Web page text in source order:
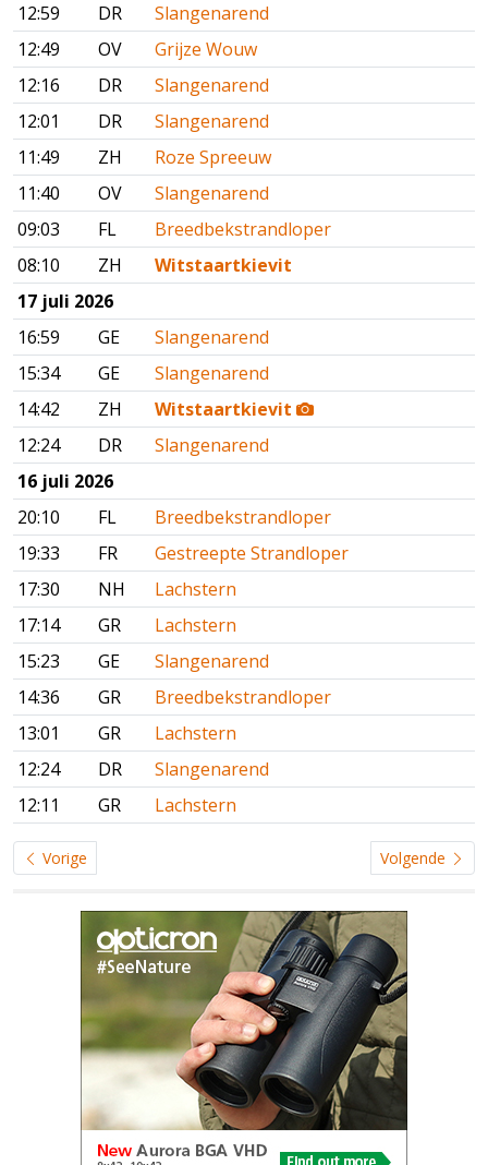
12:59
DR
Slangenarend
12:49
OV
Grijze Wouw
12:16
DR
Slangenarend
12:01
DR
Slangenarend
11:49
ZH
Roze Spreeuw
11:40
OV
Slangenarend
09:03
FL
Breedbekstrandloper
08:10
ZH
Witstaartkievit
17 juli 2026
16:59
GE
Slangenarend
15:34
GE
Slangenarend
14:42
ZH
Witstaartkievit
12:24
DR
Slangenarend
16 juli 2026
20:10
FL
Breedbekstrandloper
19:33
FR
Gestreepte Strandloper
17:30
NH
Lachstern
17:14
GR
Lachstern
15:23
GE
Slangenarend
14:36
GR
Breedbekstrandloper
13:01
GR
Lachstern
12:24
DR
Slangenarend
12:11
GR Lachstern
Vorige Volgende